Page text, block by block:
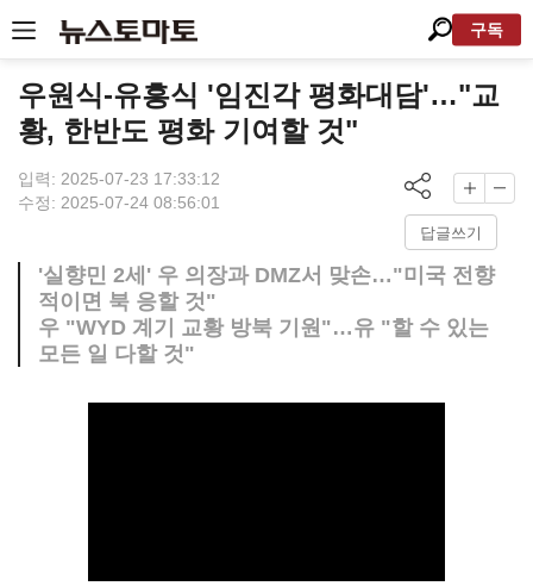
구독
우원식-유흥식 '임진각 평화대담'…"교
황, 한반도 평화 기여할 것"
입력: 2025-07-23 17:33:12
수정: 2025-07-24 08:56:01
답글쓰기
'실향민 2세' 우 의장과 DMZ서 맞손…"미국 전향
적이면 북 응할 것"
우 "WYD 계기 교황 방북 기원"…유 "할 수 있는
모든 일 다할 것"